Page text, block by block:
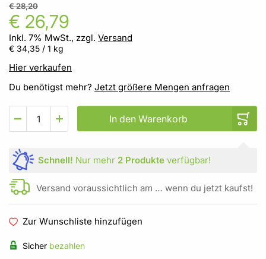
€ 26,79
€ 28,20
Inkl. 7% MwSt., zzgl. Versand
€ 34,35 / 1 kg
Hier verkaufen
Du benötigst mehr? Jetzt größere Mengen anfragen
In den Warenkorb
Schnell! Nur mehr 2 Produkteverfügbar!
Versand voraussichtlich am … wenn du jetzt kaufst!
Zur Wunschliste hinzufügen
Sicher bezahlen